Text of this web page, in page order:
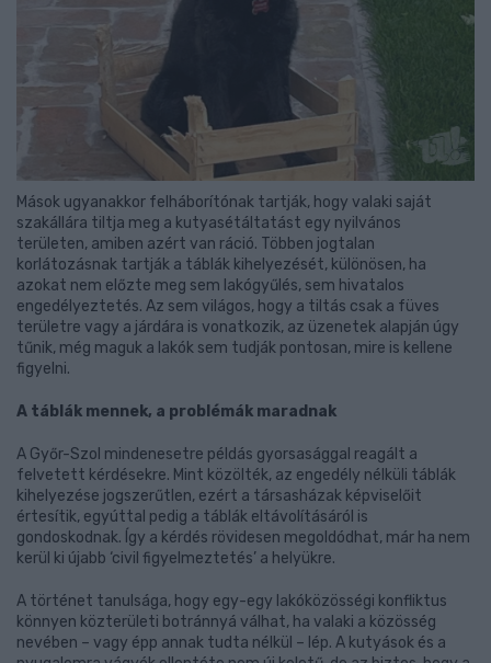
Mások ugyanakkor felháborítónak tartják, hogy valaki saját
szakállára tiltja meg a kutyasétáltatást egy nyilvános
területen, amiben azért van ráció. Többen jogtalan
korlátozásnak tartják a táblák kihelyezését, különösen, ha
azokat nem előzte meg sem lakógyűlés, sem hivatalos
engedélyeztetés. Az sem világos, hogy a tiltás csak a füves
területre vagy a járdára is vonatkozik, az üzenetek alapján úgy
tűnik, még maguk a lakók sem tudják pontosan, mire is kellene
figyelni.
A táblák mennek, a problémák maradnak
A Győr-Szol mindenesetre példás gyorsasággal reagált a
felvetett kérdésekre. Mint közölték, az engedély nélküli táblák
kihelyezése jogszerűtlen, ezért a társasházak képviselőit
értesítik, egyúttal pedig a táblák eltávolításáról is
gondoskodnak. Így a kérdés rövidesen megoldódhat, már ha nem
kerül ki újabb ‘civil figyelmeztetés’ a helyükre.
A történet tanulsága, hogy egy-egy lakóközösségi konfliktus
könnyen közterületi botránnyá válhat, ha valaki a közösség
nevében – vagy épp annak tudta nélkül – lép. A kutyások és a